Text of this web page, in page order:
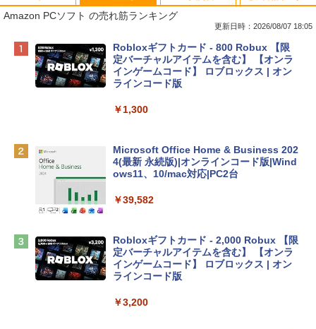
Apple 2026 MacBook Neo A18 Proチッ
プ搭載13インチノートブック：AIとAppl
e Intelligence、Liquid Retinaディスプ
レイ、8GBメモリ、512GB SSD、1080p
ィゴ + 3年延長 AppleCare+ for 13インチ
￥162,598
ンケース Dell NEC Lavie ASUS HP dyna
￥2,952
Apple 2026 MacBook Air M5チップ搭載
igence、13.6インチLiquid Retinaディ
Amazon PCソフト の売れ筋ランキング
更新日時：2026/08/07 18:05
Robloxギフトカード - 800 Robux 【限
定バーチャルアイテムを含む】 【オンラ
インゲームコード】 ロブロックス | オン
ラインコード版
￥1,300
Microsoft Office Home & Business 202
4(最新 永続版)|オンラインコード版|Wind
ows11、10/mac対応|PC2台
￥39,582
Robloxギフトカード - 2,000 Robux 【限
定バーチャルアイテムを含む】 【オンラ
インゲームコード】 ロブロックス | オン
ラインコード版
￥3,200